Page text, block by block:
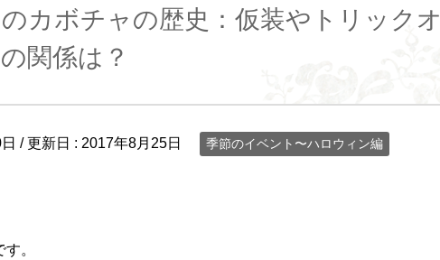
カボチャの歴史：仮装やトリック
関係は？
/ 更新日 : 2017年8月25日 季節のイベント〜ハロウィン編
。